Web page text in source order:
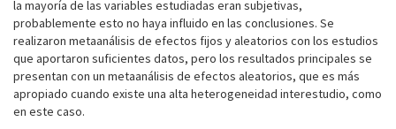
la mayoría de las variables estudiadas eran subjetivas,
probablemente esto no haya influido en las conclusiones. Se
realizaron metaanálisis de efectos fijos y aleatorios con los estudios
que aportaron suficientes datos, pero los resultados principales se
presentan con un metaanálisis de efectos aleatorios, que es más
apropiado cuando existe una alta heterogeneidad interestudio, como
en este caso.